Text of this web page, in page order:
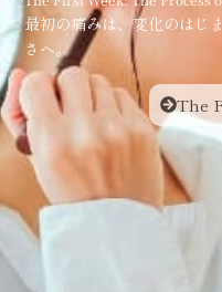
最初の痛みは、変化のはじ
さへ。
The